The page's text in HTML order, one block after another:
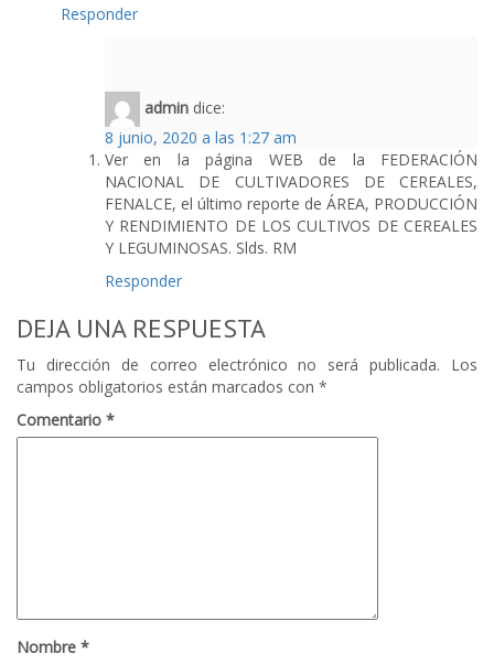
Responder
admin dice:
8 junio, 2020 a las 1:27 am
Ver en la página WEB de la FEDERACIÓN
NACIONAL DE CULTIVADORES DE CEREALES,
FENALCE, el último reporte de ÁREA, PRODUCCIÓN
Y RENDIMIENTO DE LOS CULTIVOS DE CEREALES
Y LEGUMINOSAS. Slds. RM
Responder
DEJA UNA RESPUESTA
Tu dirección de correo electrónico no será publicada.
Los
campos obligatorios están marcados con *
Comentario *
Nombre *